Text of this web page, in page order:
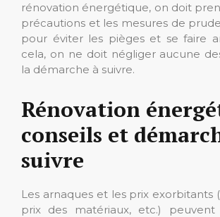
rénovation énergétique, on doit
précautions et les mesures de
pour éviter les pièges et se faire
cela, on ne doit négliger aucune
la démarche à suivre.
Rénovation
conseils et
suivre
Les arnaques et les prix exorbitants
prix des matériaux, etc.)